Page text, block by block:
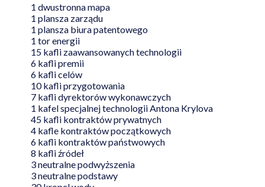
1 dwustronna mapa
1 plansza zarządu
1 plansza biura patentowego
1 tor energii
15 kafli zaawansowanych technologii
6 kafli premii
6 kafli celów
10 kafli przygotowania
7 kafli dyrektorów wykonawczych
1 kafel specjalnej technologii Antona Krylova
45 kafli kontraktów prywatnych
4 kafle kontraktów początkowych
6 kafli kontraktów państwowych
8 kafli źródeł
3 neutralne podwyższenia
3 neutralne podstawy